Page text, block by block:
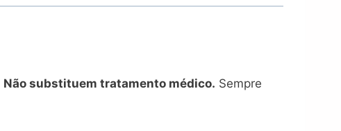
Não substituem tratamento médico. Sempre